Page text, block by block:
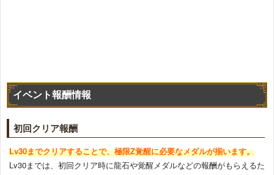
イベント報酬情報
初回クリア報酬
Lv30までクリアすることで、極限Z覚醒に必要なメダルが揃います。
Lv30までは、初回クリア時に龍石や覚醒メダルなどの報酬がもらえるた